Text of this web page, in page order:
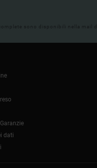
sono disponibili nella mail
dati